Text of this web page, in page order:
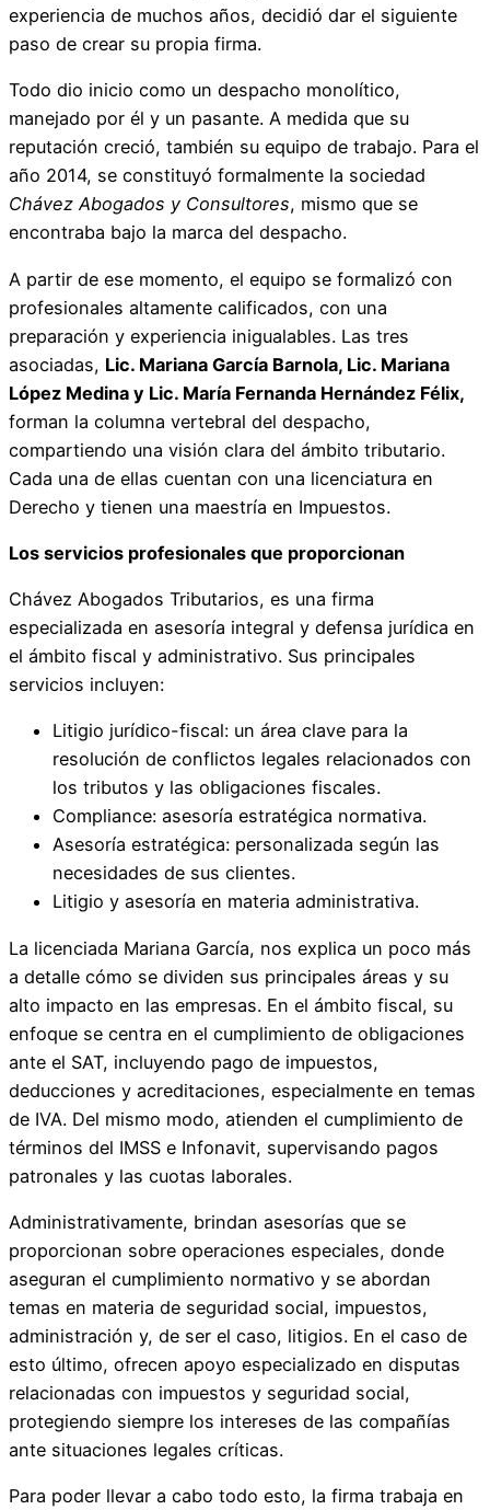
experiencia de muchos años, decidió dar el siguiente
paso de crear su propia firma.
Todo dio inicio como un despacho monolítico,
manejado por él y un pasante. A medida que su
reputación creció, también su equipo de trabajo. Para el
año 2014, se constituyó formalmente la sociedad
Chávez Abogados y Consultores, mismo que se
encontraba bajo la marca del despacho.
A partir de ese momento, el equipo se formalizó con
profesionales altamente calificados, con una
preparación y experiencia inigualables. Las tres
asociadas, Lic. Mariana García Barnola, Lic. Mariana
López Medina y Lic. María Fernanda Hernández Félix,
forman la columna vertebral del despacho,
compartiendo una visión clara del ámbito tributario.
Cada una de ellas cuentan con una licenciatura en
Derecho y tienen una maestría en Impuestos.
Los servicios profesionales que proporcionan
Chávez Abogados Tributarios, es una firma
especializada en asesoría integral y defensa jurídica en
el ámbito fiscal y administrativo. Sus principales
servicios incluyen:
Litigio jurídico-fiscal: un área clave para la
resolución de conflictos legales relacionados con
los tributos y las obligaciones fiscales.
Compliance: asesoría estratégica normativa.
Asesoría estratégica: personalizada según las
necesidades de sus clientes.
Litigio y asesoría en materia administrativa.
La licenciada Mariana García, nos explica un poco más
a detalle cómo se dividen sus principales áreas y su
alto impacto en las empresas. En el ámbito fiscal, su
enfoque se centra en el cumplimiento de obligaciones
ante el SAT, incluyendo pago de impuestos,
deducciones y acreditaciones, especialmente en temas
de IVA. Del mismo modo, atienden el cumplimiento de
términos del IMSS e Infonavit, supervisando pagos
patronales y las cuotas laborales.
Administrativamente, brindan asesorías que se
proporcionan sobre operaciones especiales, donde
aseguran el cumplimiento normativo y se abordan
temas en materia de seguridad social, impuestos,
administración y, de ser el caso, litigios. En el caso de
esto último, ofrecen apoyo especializado en disputas
relacionadas con impuestos y seguridad social,
protegiendo siempre los intereses de las compañías
ante situaciones legales críticas.
Para poder llevar a cabo todo esto, la firma trabaja en